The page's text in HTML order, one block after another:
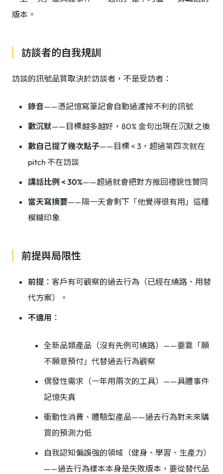
版本。
訪談者的自我規訓
訪談的訊號品質取決於訪談者，不是受訪者：
錄音——憑記憶寫筆記會自動過濾掉不利的訊號
數沉默——目標越多越好，80% 金句出現在沉默之後
數自己提了幾次點子——目標 < 3，超過第四次就在
pitch 不在訪談
講話比例 < 30%——超過就會把對方推回禮貌性贊同
當天寫摘要——隔一天會剩下「他覺得很有用」這種
模糊印象
前提與局限性
前提 ：客戶有可觀察的過去行為（已經在繞路、用替
代方案）。
不適用 ：
全新品類產品（沒有先例可繞路）——要靠「願
不願意預付」代替過去行為觀察
偶發性需求（一年用兩次的工具）——具體事件
記憶失真
衝動性消費、體驗型產品——過去行為對未來購
買的預測力低
自我認知偏誤強的領域（健身、學習、生產力）
——過去行為樣本本身是失敗版本，要從替代品